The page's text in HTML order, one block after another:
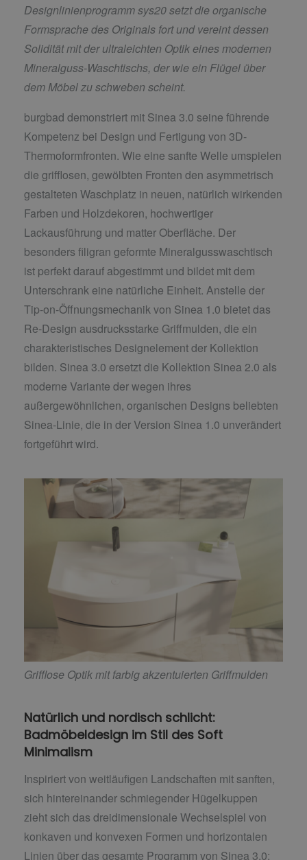
Designlinienprogramm sys20 setzt die organische
Formsprache des Originals fort und vereint dessen
Solidität mit der ultraleichten Optik eines modernen
Mineralguss-Waschtischs, der wie ein Flügel über
dem Möbel zu schweben scheint.
burgbad demonstriert mit Sinea 3.0 seine führende
Kompetenz bei Design und Fertigung von 3D-
Thermoformfronten. Wie eine sanfte Welle umspielen
die grifflosen, gewölbten Fronten den asymmetrisch
gestalteten Waschplatz in neuen, natürlich wirkenden
Farben und Holzdekoren, hochwertiger
Lackausführung und matter Oberfläche. Der
besonders filigran geformte Mineralgusswaschtisch
ist perfekt darauf abgestimmt und bildet mit dem
Unterschrank eine natürliche Einheit. Anstelle der
Tip-on-Öffnungsmechanik von Sinea 1.0 bietet das
Re-Design ausdrucksstarke Griffmulden, die ein
charakteristisches Designelement der Kollektion
bilden. Sinea 3.0 ersetzt die Kollektion Sinea 2.0 als
moderne Variante der wegen ihres
außergewöhnlichen, organischen Designs beliebten
Sinea-Linie, die in der Version Sinea 1.0 unverändert
fortgeführt wird.
Grifflose Optik mit farbig akzentuierten Griffmulden
Natürlich und nordisch schlicht:
Badmöbeldesign im Stil des Soft
Minimalism
Inspiriert von weitläufigen Landschaften mit sanften,
sich hintereinander schmiegender Hügelkuppen
zieht sich das dreidimensionale Wechselspiel von
konkaven und konvexen Formen und horizontalen
Linien über das gesamte Programm von Sinea 3.0: